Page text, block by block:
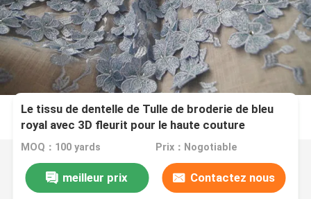
Le tissu de dentelle de Tulle de broderie de bleu
royal avec 3D fleurit pour le haute couture
MOQ：100 yards Prix：Nogotiable
meilleur prix Contactez nous